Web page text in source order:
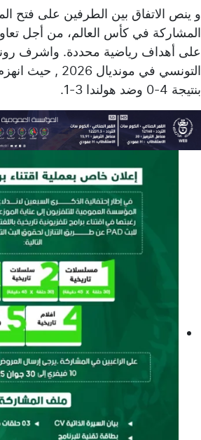
و ينص الاتفاق بين الطرفين على فتح
المشاركة في كأس العالم، من أجل
على أهداف رياضية محددة. واشرف
التونسي في مونديال
بنتيجة 4-0 وضد هولندا 3-1.